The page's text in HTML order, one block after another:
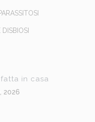
in casa
2026